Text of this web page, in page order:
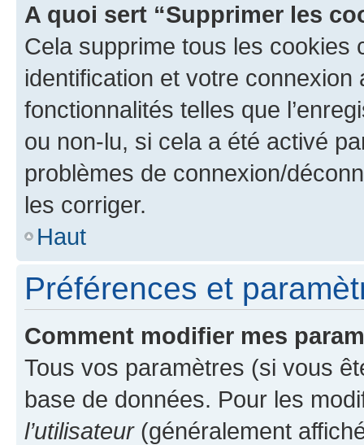
A quoi sert “Supprimer les
Cela supprime tous les cookies
identification et votre
fonctionnalités telles que
ou non-lu, si cela a été activé
problèmes de connexion/
les corriger.
Haut
Préférences et
Comment modifier mes
Tous vos paramètres (si vous
base de données. Pour les
l’utilisateur(généralement